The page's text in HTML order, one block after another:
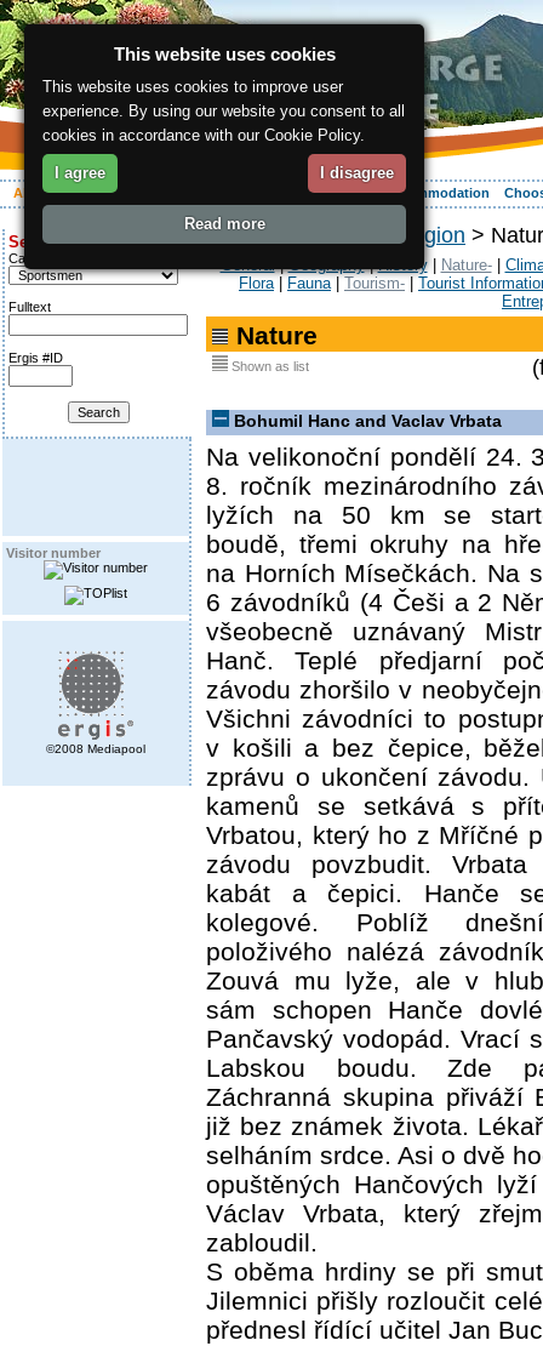
About the region Your vacation Accommodation
Search for:
Category
Fulltext
Ergis #ID
Visitor number
©2008 Mediapool
ergis.cz About the region >
History| Nature-|
Flora|Fauna|Tourism-| Tourist
Nature
Shown as list
Bohumil Hanc and Vaclav Vrbata
Na velikonoční pondělí 24.
8. ročník mezinárodního
lyžích na 50 km se
boudě, třemi okruhy na
na Horních Mísečkách. Na
6 závodníků (4 Češi a 2
všeobecně uznávaný
Hanč. Teplé předjarní
závodu zhoršilo v
Všichni závodníci to
v košili a bez čepice,
zprávu o ukončení závodu.
kamenů se setkává s
Vrbatou, který ho z Mříčné
závodu povzbudit.
kabát a čepici. Hanče
kolegové. Poblíž
položivého nalézá
Zouvá mu lyže, ale v
sám schopen Hanče
Pančavský vodopád. Vrací
Labskou boudu. Zde
Záchranná skupina přiváží
již bez známek života.
selháním srdce. Asi o dvě
opuštěných Hančových
Václav Vrbata, který
zabloudil.
S oběma hrdiny se při
Jilemnici přišly rozloučit
přednesl řídící učitel Jan
This website uses cookies
This website uses cookies to improve user
experience. By using our website you consent to all
cookies in accordance with our Cookie Policy.
I agree I disagree
Read more